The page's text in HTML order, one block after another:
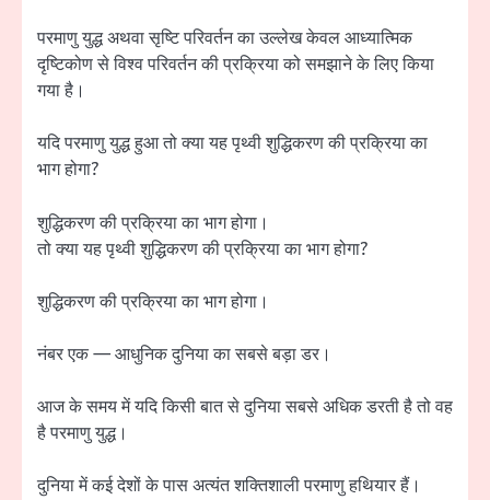
परमाणु युद्ध अथवा सृष्टि परिवर्तन का उल्लेख केवल आध्यात्मिक
दृष्टिकोण से विश्व परिवर्तन की प्रक्रिया को समझाने के लिए किया
गया है।
यदि परमाणु युद्ध हुआ तो क्या यह पृथ्वी शुद्धिकरण की प्रक्रिया का
भाग होगा?
शुद्धिकरण की प्रक्रिया का भाग होगा।
तो क्या यह पृथ्वी शुद्धिकरण की प्रक्रिया का भाग होगा?
शुद्धिकरण की प्रक्रिया का भाग होगा।
नंबर एक — आधुनिक दुनिया का सबसे बड़ा डर।
आज के समय में यदि किसी बात से दुनिया सबसे अधिक डरती है तो वह
है परमाणु युद्ध।
दुनिया में कई देशों के पास अत्यंत शक्तिशाली परमाणु हथियार हैं।